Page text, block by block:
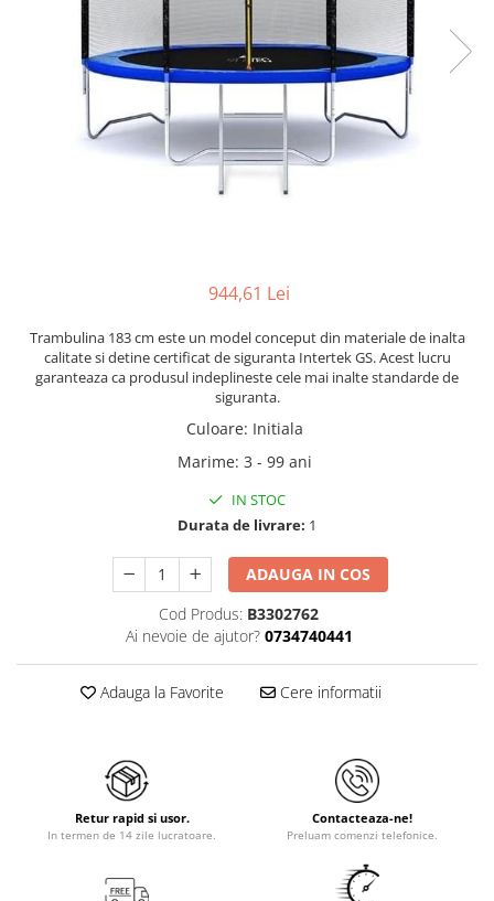
944,61 Lei
Trambulina 183 cm este un model conceput din materiale de inalta
calitate si detine certificat de siguranta Intertek GS. Acest lucru
garanteaza ca produsul indeplineste cele mai inalte standarde de
siguranta.
Culoare: Initiala
Marime: 3 - 99 ani
IN STOC
Durata de livrare: 1
ADAUGA IN COS
Cod Produs: B3302762
Ai nevoie de ajutor? 0734740441
Adauga la Favorite Cere informatii
Retur rapid si usor.
In termen de 14 zile lucratoare.
Contacteaza-ne!
Preluam comenzi telefonice.